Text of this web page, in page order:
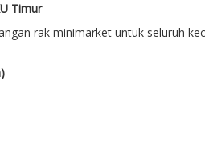
Timur
rak minimarket untuk seluruh